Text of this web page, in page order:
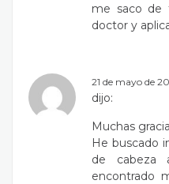
me saco de
doctor y
21 de mayo de
dijo:
Muchas
He buscado
de cabeza
encontrado